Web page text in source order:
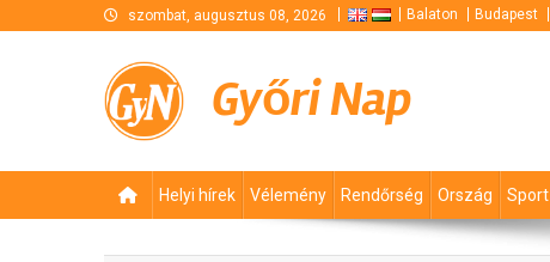
szombat, augusztus 08, 2026 Balaton Budapest
Győri Nap
Helyi hírek Vélemény Rendőrség Ország Sport